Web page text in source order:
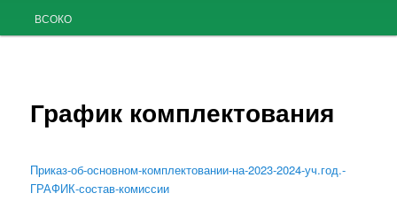
ВСОКО
График комплектования
Приказ-об-основном-комплектовании-на-2023-2024-уч.год.-
ГРАФИК-состав-комиссии